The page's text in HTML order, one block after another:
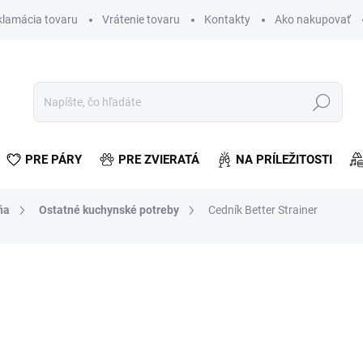
tovaru Vrátenie tovaru Kontakty Ako nakupovať
Hľadať
PRE PÁRY PRE ZVIERATÁ NA PRÍLEŽITOSTI
Ostatné kuchynské potreby Cedník Better Strainer